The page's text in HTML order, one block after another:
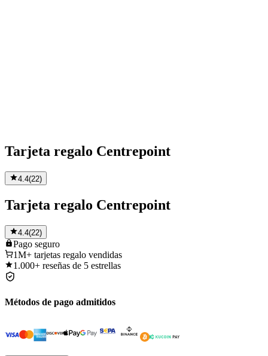
Tarjeta regalo Centrepoint
4.4(22)
Tarjeta regalo Centrepoint
4.4(22)
Pago seguro
1M+ tarjetas regalo vendidas
1.000+ reseñas de 5 estrellas
Métodos de pago admitidos